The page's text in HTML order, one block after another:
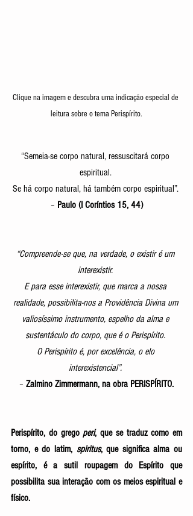
Clique na imagem e descubra uma indicação especial de
leitura sobre o tema Perispírito.
“Semeia-se corpo natural, ressuscitará corpo
espiritual.
Se há corpo natural, há também corpo espiritual”.
– Paulo (I Coríntios 15, 44)
“Compreende-se que, na verdade, o existir é um
interexistir.
E para esse interexistir, que marca a nossa
realidade, possibilita-nos a Providência Divina um
valiosíssimo instrumento, espelho da alma e
sustentáculo do corpo, que é o Perispírito.
O Perispírito é, por excelência, o elo
interexistencial”.
– Zalmino Zimmermann, na obra PERISPÍRITO.
Perispírito, do grego peri, que se traduz como em
torno, e do latim, spiritus, que significa alma ou
espírito, é a sutil roupagem do Espírito que
possibilita sua interação com os meios espiritual e
físico.